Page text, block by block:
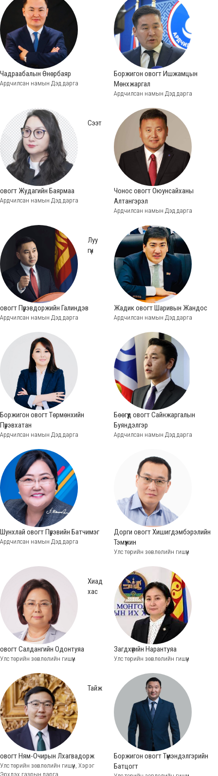
Чадраабалын Өнөрбаяр
Ардчилсан намын Дэд дарга
Боржигон овогт Ишжамцын
Мөнхжаргал
Ардчилсан намын Дэд дарга
Сээт
овогт Жудагийн Баярмаа
Ардчилсан намын Дэд дарга
Чонос овогт Оюунсайханы
Алтангэрэл
Ардчилсан намын Дэд дарга
Луу
гүн
овогт Пүрэвдоржийн Галиндэв
Ардчилсан намын Дэд дарга
Жадик овогт Шаривын Жандос
Ардчилсан намын Дэд дарга
Боржигон овогт Төрмөнхийн
Пүрэвхатан
Ардчилсан намын Дэд дарга
Бөөгүүд овогт Сайнжаргалын
Буяндэлгэр
Ардчилсан намын Дэд дарга
Шунхлай овогт Пүрэвийн Батчимэг
Ардчилсан намын Дэд дарга
Дорги овогт Хишигдэмбэрэлийн
Тэмүүжин
Улс төрийн зөвлөлийн гишүүн
Хиад
хас
овогт Салдангийн Одонтуяа
Улс төрийн зөвлөлийн гишүүн
Загдхүүгийн Нарантуяа
Улс төрийн зөвлөлийн гишүүн
Тайж
овогт Ням-Очирын Лхагвадорж
Улс төрийн зөвлөлийн гишүүн, Хэрэг
Эрхлэх газрын дарга
Боржигон овогт Түмэндэлгэрийн
Батцогт